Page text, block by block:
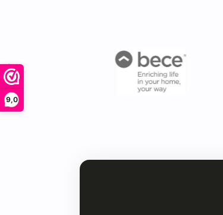
9,0